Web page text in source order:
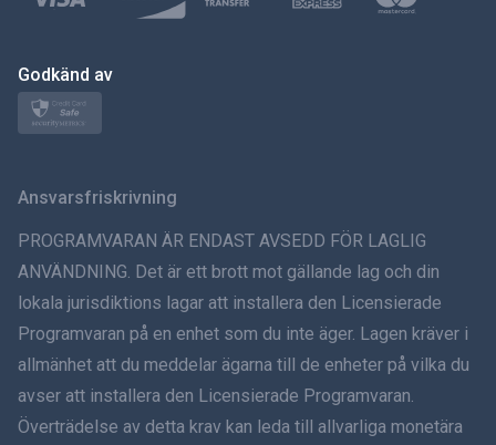
Polski
ภาษาไทย
Dansk
हिंदी
Godkänd av
Ansvarsfriskrivning
PROGRAMVARAN ÄR ENDAST AVSEDD FÖR LAGLIG
ANVÄNDNING. Det är ett brott mot gällande lag och din
lokala jurisdiktions lagar att installera den Licensierade
Programvaran på en enhet som du inte äger. Lagen kräver i
allmänhet att du meddelar ägarna till de enheter på vilka du
avser att installera den Licensierade Programvaran.
Överträdelse av detta krav kan leda till allvarliga monetära